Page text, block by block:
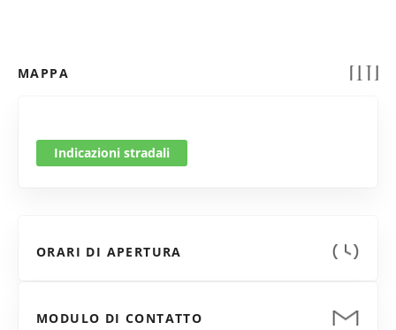
MAPPA
Indicazioni stradali
ORARI DI APERTURA
MODULO DI CONTATTO